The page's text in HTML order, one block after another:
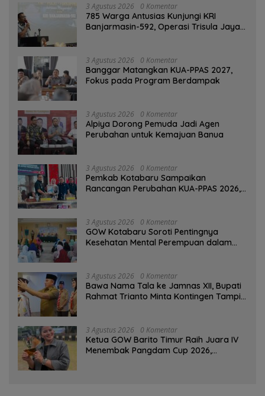
3 Agustus 2026 0 Komentar
785 Warga Antusias Kunjungi KRI
Banjarmasin-592, Operasi Trisula Jaya
3 Agustus 2026 0 Komentar
‎Banggar Matangkan KUA-PPAS 2027,
Fokus pada Program Berdampak
3 Agustus 2026 0 Komentar
‎Alpiya Dorong Pemuda Jadi Agen
Perubahan untuk Kemajuan Banua ‎
3 Agustus 2026 0 Komentar
Pemkab Kotabaru Sampaikan
Rancangan Perubahan KUA-PPAS 2026,
3 Agustus 2026 0 Komentar
GOW Kotabaru Soroti Pentingnya
Kesehatan Mental Perempuan dalam
3 Agustus 2026 0 Komentar
Bawa Nama Tala ke Jamnas XII, Bupati
Rahmat Trianto Minta Kontingen Tampil
3 Agustus 2026 0 Komentar
Ketua GOW Barito Timur Raih Juara IV
Menembak Pangdam Cup 2026,